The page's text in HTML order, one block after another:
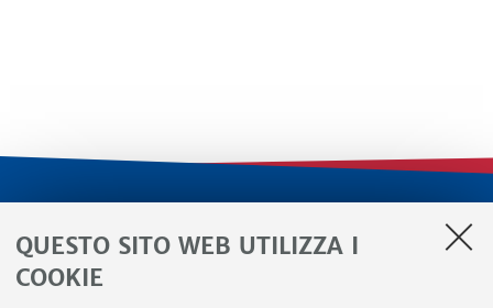
QUESTO SITO WEB UTILIZZA I
COOKIE